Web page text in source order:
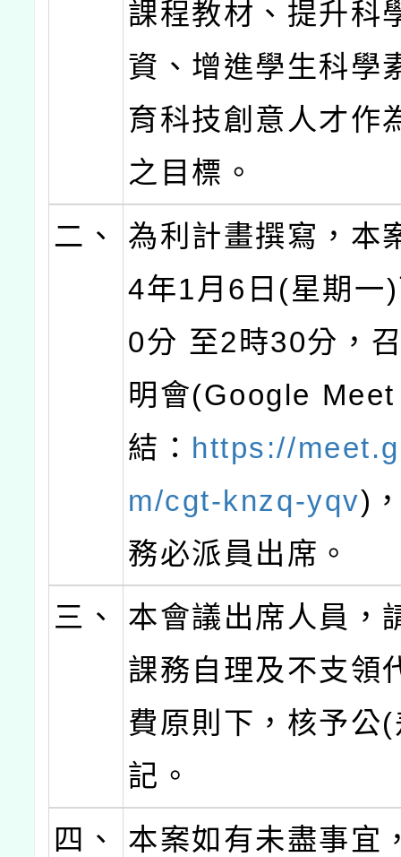
課程教材、提升科
資、增進學生科學
育科技創意人才作
之目標。
二、
為利計畫撰寫，本
4年1月6日(星期一
0分 至2時30分，
明會(Google
結： https://
m/cgt-knzq-yqv)
務必派員出席。
三、
本會議出席人員，
課務自理及不支領
費原則下，核予公
記。
四、
本案如有未盡事宜